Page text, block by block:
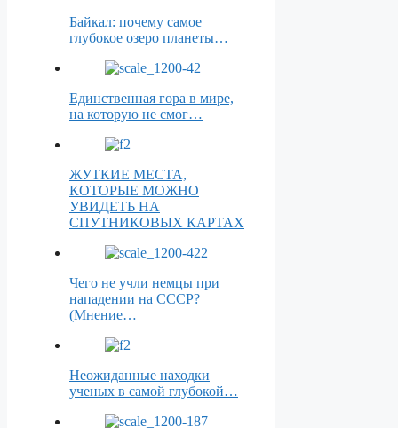
Байкал: почему самое
глубокое озеро планеты…
Единственная гора в мире,
на которую не смог…
ЖУТКИЕ МЕСТА,
КОТОРЫЕ МОЖНО
УВИДЕТЬ НА
СПУТНИКОВЫХ КАРТАХ
Чего не учли немцы при
нападении на СССР?
(Мнение…
Неожиданные находки
ученых в самой глубокой…